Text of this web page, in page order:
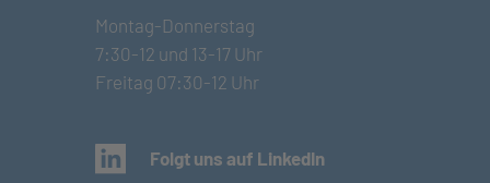
Montag-Donnerstag
7:30-12 und 13-17 Uhr
Freitag 07:30-12 Uhr
(öffnet in neuem Tab)
Folgt uns auf LinkedIn